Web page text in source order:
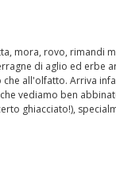
mora, rovo, rimandi
di aglio ed erbe
che all'olfatto. Arriva
vediamo ben
ghiacciato!),